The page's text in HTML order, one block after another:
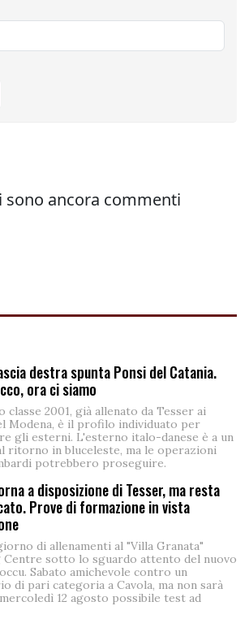
destra spunta Ponsi del Catania.
ora ci siamo
classe 2001, già allenato da Tesser ai
Modena, è il profilo individuato per
gli esterni. L'esterno italo-danese è a un
ritorno in bluceleste, ma le operazioni
potrebbero proseguire.
a disposizione di Tesser, ma resta
Prove di formazione in vista
di allenamenti al "Villa Granata"
Centre sotto lo sguardo attento del nuovo
Sabato amichevole contro un
di pari categoria a Cavola, ma non sarà
12 agosto possibile test ad